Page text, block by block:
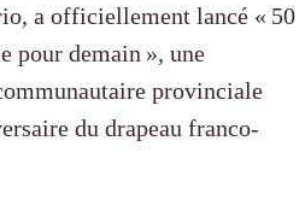
a officiellement lancé « 50
pour demain », une
provinciale
du drapeau franco-